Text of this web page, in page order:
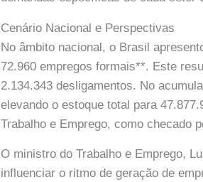
Cenário Nacional e Perspectivas
No âmbito nacional, o Brasil
72.960 empregos formais**. Este
2.134.343 desligamentos. No
elevando o estoque total para
Trabalho e Emprego, como checado
O ministro do Trabalho e Emprego,
influenciar o ritmo de geração de